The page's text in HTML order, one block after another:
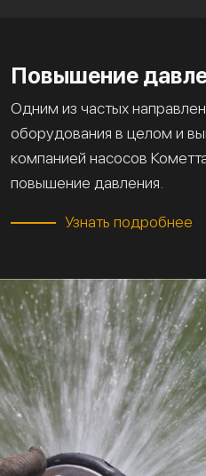
Повышение
Одним из частых
оборудования в целом и
компанией насосов
повышение давления.
Узнать подробнее